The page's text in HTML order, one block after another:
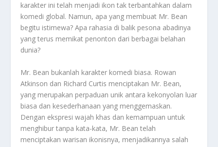
karakter ini telah menjadi ikon tak terbantahkan dalam
komedi global. Namun, apa yang membuat Mr. Bean
begitu istimewa? Apa rahasia di balik pesona abadinya
yang terus memikat penonton dari berbagai belahan
dunia?
Mr. Bean bukanlah karakter komedi biasa. Rowan
Atkinson dan Richard Curtis menciptakan Mr. Bean,
yang merupakan perpaduan unik antara kekonyolan luar
biasa dan kesederhanaan yang menggemaskan.
Dengan ekspresi wajah khas dan kemampuan untuk
menghibur tanpa kata-kata, Mr. Bean telah
menciptakan warisan ikonisnya, menjadikannya salah